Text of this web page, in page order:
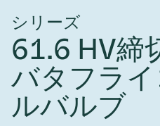
9月 17, 2026 イベント情報
Semicon India 2026で
し、進歩を支えます。
真空アイソレーションバルブ
真空ゲートバルブ
真空アングルバルブ、イン
ブ
VATエッジ溶接メタルベロー
真空モジュール
基板搬送
サブファブシステム
ディスプレイ製造
スパッタリング
薄膜封止(CVD)
OLED 蒸着
科学機器と医学
コーティング
真空輸送
バッテリー製造
結晶成長
サブファブシステム
高エネルギー物理学
製品サービス
スペアパーツ
標準修理サービス
固定価格修理サービス
企業責任
インベストリレーションズ
Presentations
Shares and debt
コーポレートガバナンス
シリーズ
61.6 HV締
バタフラ
ルバルブ